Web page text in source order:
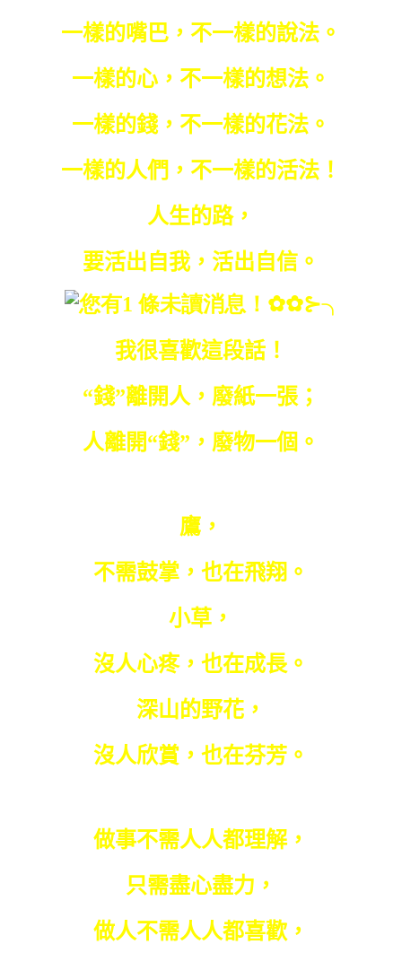
一樣的嘴巴，不一樣的說法。
一樣的心，不一樣的想法。
一樣的錢，不一樣的花法。
一樣的人們，不一樣的活法！
人生的路，
要活出自我，活出自信。
我很喜歡這段話！
“錢”離開人，廢紙一張；
人離開“錢”，廢物一個。
鷹，
不需鼓掌，也在飛翔。
小草，
沒人心疼，也在成長。
深山的野花，
沒人欣賞，也在芬芳。
做事不需人人都理解，
只需盡心盡力，
做人不需人人都喜歡，